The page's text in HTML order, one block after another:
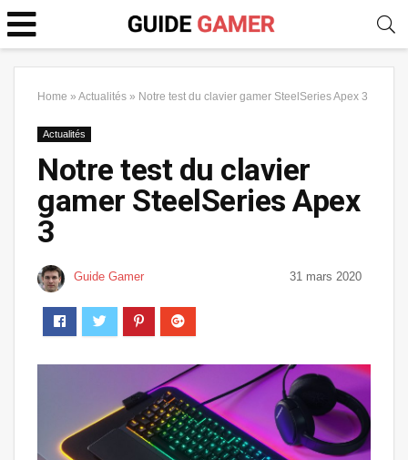
Home » Actualités » Notre test du clavier gamer SteelSeries Apex 3
Actualités
Notre test du clavier
gamer SteelSeries Apex
3
Guide Gamer 31 mars 2020